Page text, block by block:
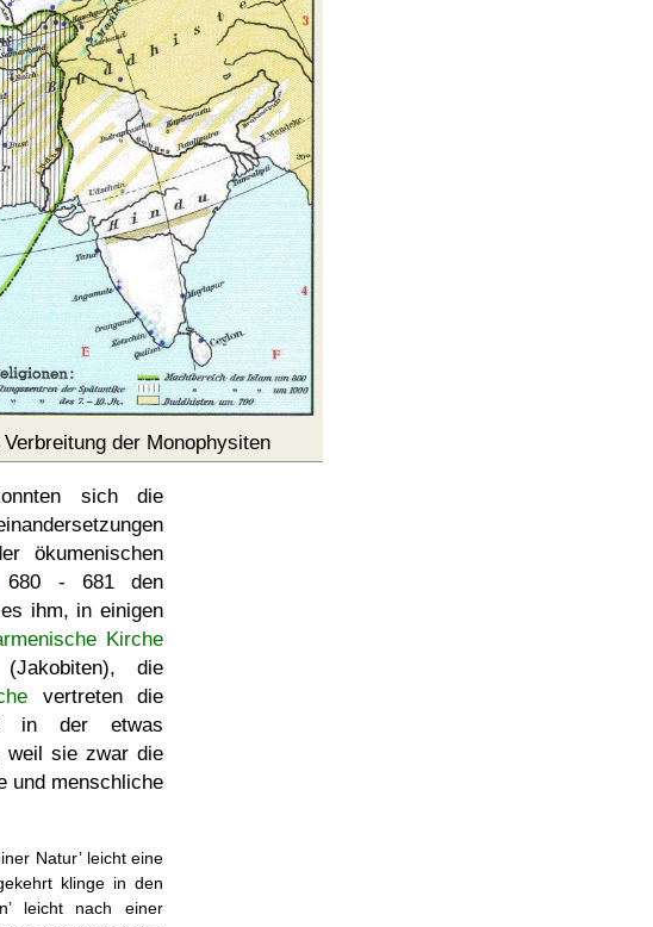
der Monophysiten
sich die
ökumenischen
680 - 681 den
ihm, in einigen
Kirche
die
vertreten die
in der etwas
weil sie zwar die
und menschliche
Naturleicht eine
klinge in den
leicht nach einer